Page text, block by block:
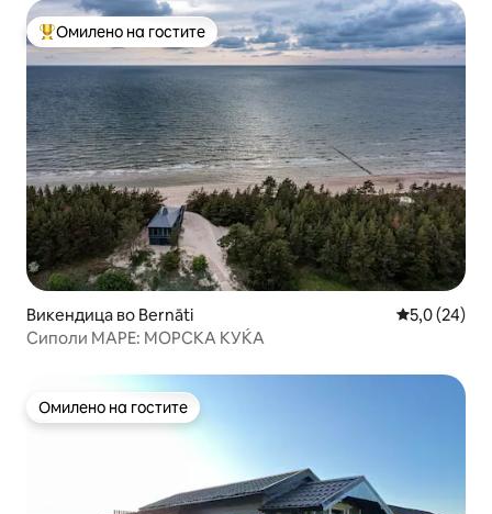
Меѓу најуспешните „Омилени на гостите“
Омилено на гостите
Викендица во Bernāti Просечна
5,0 (24)
Сиполи МАРЕ: МОРСКА КУЌА
Омилено на гостите
Омилено на гостите